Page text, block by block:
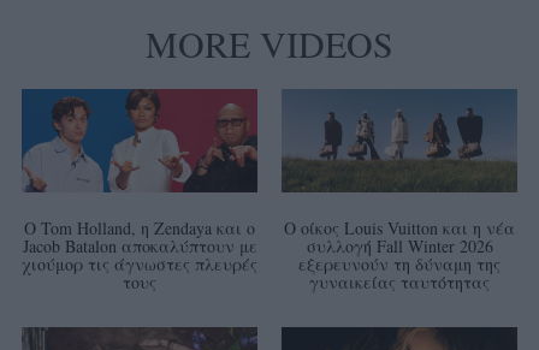
MORE VIDEOS
Ο Tom Holland, η Zendaya και ο
Jacob Batalon αποκαλύπτουν με
χιούμορ τις άγνωστες πλευρές
τους
Ο οίκος Louis Vuitton και η νέα
συλλογή Fall Winter 2026
εξερευνούν τη δύναμη της
γυναικείας ταυτότητας